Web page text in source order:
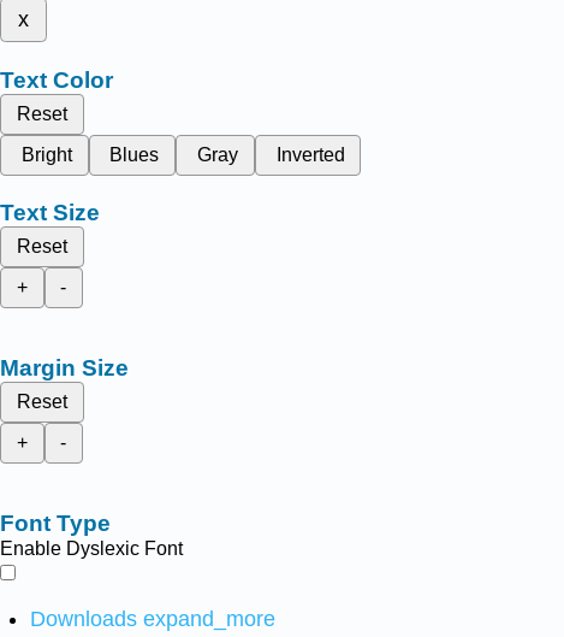
x
Text Color
Reset
Bright
Blues Gray Inverted
Text Size
Reset
+
-
Margin Size
Reset
+
-
Font Type
Enable Dyslexic Font
Downloads expand_more